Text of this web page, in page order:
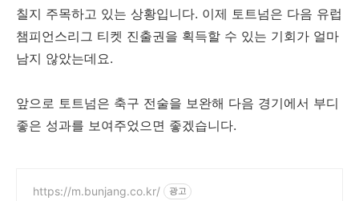
칠지 주목하고 있는 상황입니다. 이제 토트넘은 다음 유럽
챔피언스리그 티켓 진출권을 획득할 수 있는 기회가 얼마
남지 않았는데요.
앞으로 토트넘은 축구 전술을 보완해 다음 경기에서 부디
좋은 성과를 보여주었으면 좋겠습니다.
https://m.bunjang.co.kr/ 광고